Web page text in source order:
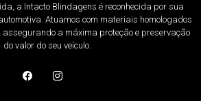
a Intacto Blindagens é reconhecida por sua
Atuamos com materiais homologados
assegurando a máxima proteção e preservação
do valor do seu veículo.